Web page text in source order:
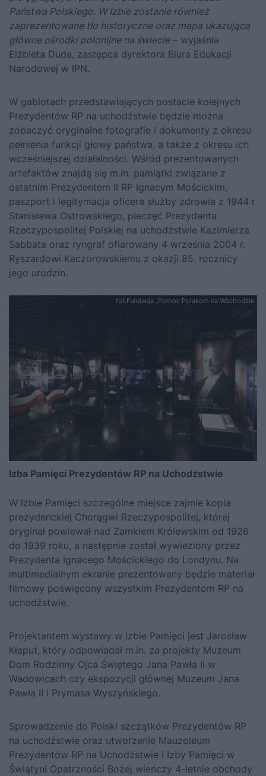
Państwa Polskiego. W Izbie zostanie również
zaprezentowane tło historyczne oraz mapa ukazująca
główne ośrodki polonijne na świecie– wyjaśnia
Elżbieta Duda, zastępca dyrektora Biura Edukacji
Narodowej w IPN.
W gablotach przedstawiających postacie kolejnych
Prezydentów RP na uchodźstwie będzie można
zobaczyć oryginalne fotografie i dokumenty z okresu
pełnienia funkcji głowy państwa, a także z okresu ich
wcześniejszej działalności. Wśród prezentowanych
artefaktów znajdą się m.in. pamiątki związane z
ostatnim Prezydentem II RP Ignacym Mościckim,
paszport i legitymacja oficera służby zdrowia z 1944 r.
Stanisława Ostrowskiego, pieczęć Prezydenta
Rzeczypospolitej Polskiej na uchodźstwie Kazimierza
Sabbata oraz ryngraf ofiarowany 4 września 2004 r.
Ryszardowi Kaczorowskiemu z okazji 85. rocznicy
jego urodzin.
fot.Fundacja „Pomoc Polakom na Wschodzie
Izba Pamięci Prezydentów RP na Uchodźstwie
W Izbie Pamięci szczególne miejsce zajmie kopia
prezydenckiej Chorągwi Rzeczypospolitej, której
oryginał powiewał nad Zamkiem Królewskim od 1926
do 1939 roku, a następnie został wywieziony przez
Prezydenta Ignacego Mościckiego do Londynu. Na
multimedialnym ekranie prezentowany będzie materiał
filmowy poświęcony wszystkim Prezydentom RP na
uchodźstwie.
Projektantem wystawy w Izbie Pamięci jest Jarosław
Kłaput, który odpowiadał m.in. za projekty Muzeum
Dom Rodzinny Ojca Świętego Jana Pawła II w
Wadowicach czy ekspozycji głównej Muzeum Jana
Pawła II i Prymasa Wyszyńskiego.
Sprowadzenie do Polski szczątków Prezydentów RP
na uchodźstwie oraz utworzenie Mauzoleum
Prezydentów RP na Uchodźstwie i Izby Pamięci w
Świątyni Opatrzności Bożej wieńczy 4-letnie obchody